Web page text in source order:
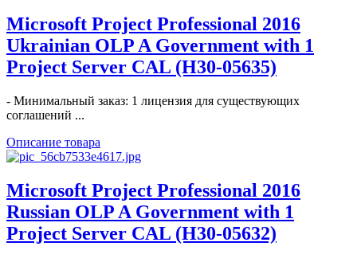
Microsoft Project Professional 2016
Ukrainian OLP A Government with 1
Project Server CAL (H30-05635)
- Минимальный заказ: 1 лицензия для существующих
соглашений ...
Описание товара
Microsoft Project Professional 2016
Russian OLP A Government with 1
Project Server CAL (H30-05632)